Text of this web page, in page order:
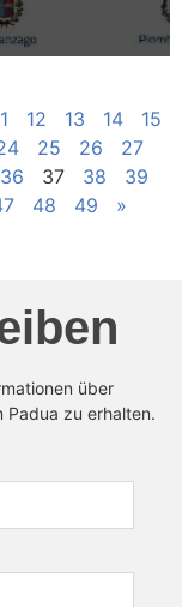
12 13 14
15
25 26
27
36 37 38
39
48 49 »
über
Padua zu erhalten.